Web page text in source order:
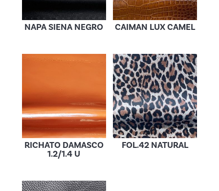
NAPA SIENA NEGRO CAIMAN LUX CAMEL
RICHATO DAMASCO
1.2/1.4 U
FOL.42 NATURAL